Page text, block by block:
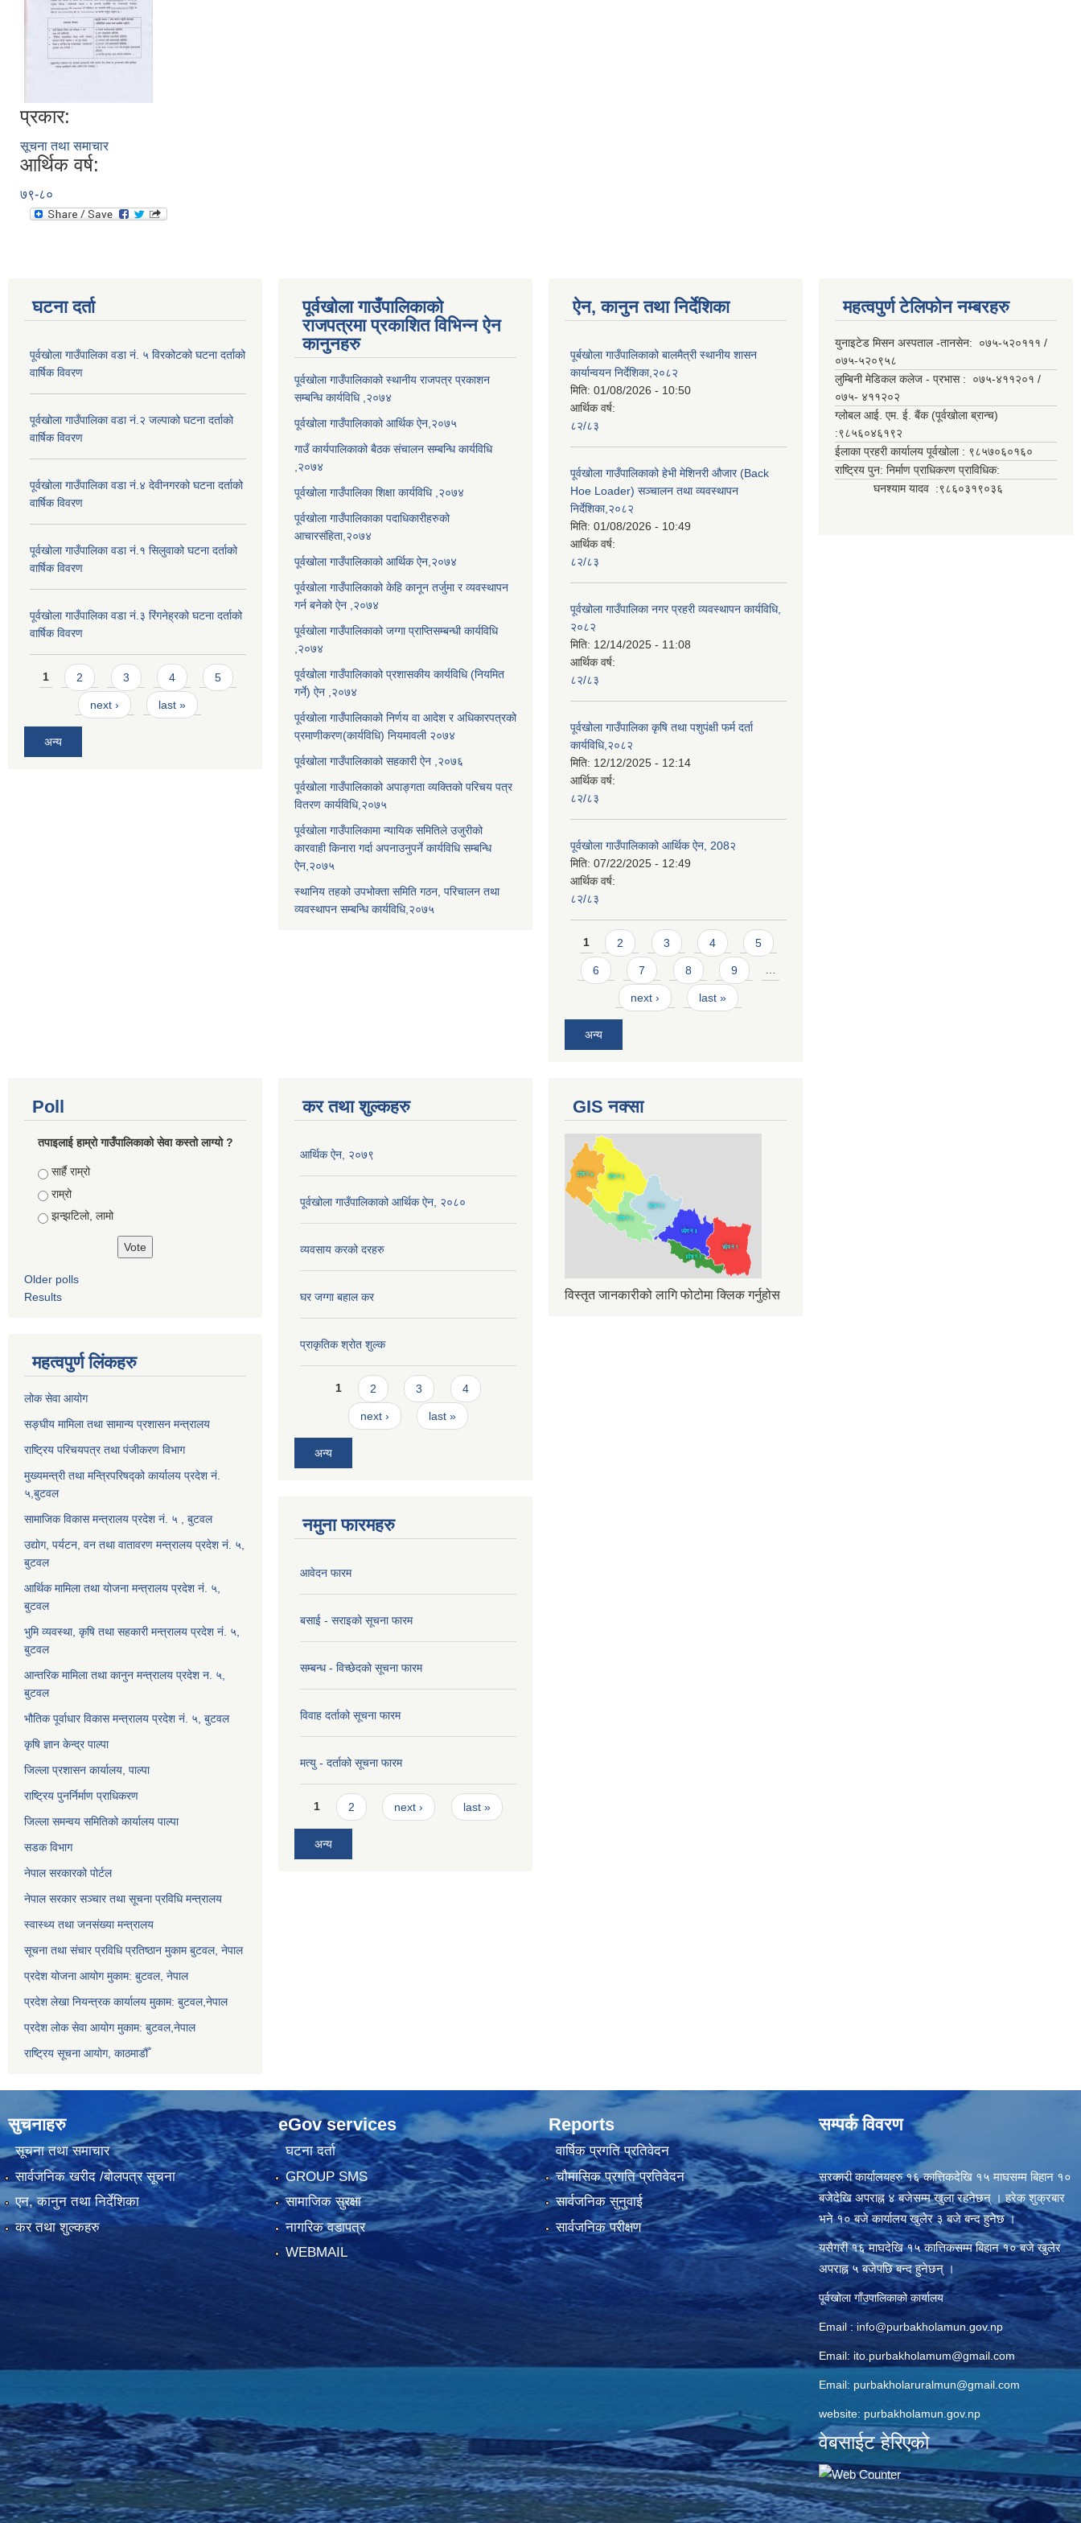
प्रकार:
सूचना तथा समाचार
आर्थिक वर्ष:
७९-८०
घटना दर्ता
पूर्वखोला गाउँपालिका वडा नं. ५ विरकोटको घटना दर्ताको
वार्षिक विवरण
पूर्वखोला गाउँपालिका वडा नं.२ जल्पाको घटना दर्ताको
वार्षिक विवरण
पूर्वखोला गाउँपालिका वडा नं.४ देवीनगरको घटना दर्ताको
वार्षिक विवरण
पूर्वखोला गाउँपालिका वडा नं.१ सिलुवाको घटना दर्ताको
वार्षिक विवरण
पूर्वखोला गाउँपालिका वडा नं.३ रिंगनेह्रको घटना दर्ताको
वार्षिक विवरण
Pages
1 2 3 4 5
next › last »
अन्य
पूर्वखोला गाउँपालिकाको
राजपत्रमा प्रकाशित विभिन्न ऐन
कानुनहरु
पूर्वखोला गाउँपालिकाको स्थानीय राजपत्र प्रकाशन
सम्बन्धि कार्यविधि ,२०७४
पूर्वखोला गाउँपालिकाको आर्थिक ऐन,२०७५
गाउँ कार्यपालिकाको बैठक संचालन सम्बन्धि कार्यविधि
,२०७४
पूर्वखोला गाउँपालिका शिक्षा कार्यविधि ,२०७४
पूर्वखोला गाउँपालिकाका पदाधिकारीहरुको
आचारसंहिता,२०७४
पूर्वखोला गाउँपालिकाको आर्थिक ऐन,२०७४
पूर्वखोला गाउँपालिकाको केहि कानून तर्जुमा र व्यवस्थापन
गर्न बनेको ऐन ,२०७४
पूर्वखोला गाउँपालिकाको जग्गा प्राप्तिसम्बन्धी कार्यविधि
,२०७४
पूर्वखोला गाउँपालिकाको प्रशासकीय कार्यविधि (नियमित
गर्ने) ऐन ,२०७४
पूर्वखोला गाउँपालिकाको निर्णय वा आदेश र अधिकारपत्रको
प्रमाणीकरण(कार्यविधि) नियमावली २०७४
पूर्वखोला गाउँपालिकाको सहकारी ऐन ,२०७६
पूर्वखोला गाउँपालिकाको अपाङ्गता व्यक्तिको परिचय पत्र
वितरण कार्यविधि,२०७५
पूर्वखोला गाउँपालिकामा न्यायिक समितिले उजुरीको
कारवाही किनारा गर्दा अपनाउनुपर्ने कार्यविधि सम्बन्धि
ऐन,२०७५
स्थानिय तहको उपभोक्ता समिति गठन, परिचालन तथा
व्यवस्थापन सम्बन्धि कार्यविधि,२०७५
ऐन, कानुन तथा निर्देशिका
पूर्बखोला गाउँपालिकाको बालमैत्री स्थानीय शासन
कार्यान्वयन निर्देशिका,२०८२
मिति: 01/08/2026 - 10:50
आर्थिक वर्ष:
८२/८३
पूर्वखोला गाउँपालिकाको हेभी मेशिनरी औजार (Back
Hoe Loader) सञ्चालन तथा व्यवस्थापन
निर्देशिका,२०८२
मिति: 01/08/2026 - 10:49
आर्थिक वर्ष:
८२/८३
पूर्वखोला गाउँपालिका नगर प्रहरी व्यवस्थापन कार्यविधि,
२०८२
मिति: 12/14/2025 - 11:08
आर्थिक वर्ष:
८२/८३
पूर्वखोला गाउँपालिका कृषि तथा पशुपंक्षी फर्म दर्ता
कार्यविधि,२०८२
मिति: 12/12/2025 - 12:14
आर्थिक वर्ष:
८२/८३
पूर्वखोला गाउँपालिकाको आर्थिक ऐन, 208२
मिति: 07/22/2025 - 12:49
आर्थिक वर्ष:
८२/८३
Pages
1 2 3 4 5
6 7 8 9 …
next › last »
अन्य
महत्वपुर्ण टेलिफोन नम्बरहरु
युनाइटेड मिसन अस्पताल -तानसेन: ०७५-५२०१११ /
०७५-५२०९५८
लुम्बिनी मेडिकल कलेज - प्रभास : ०७५-४११२०१ /
०७५- ४११२०२
ग्लोबल आई. एम. ई. बैंक (पूर्वखोला ब्रान्च)
:९८५६०४६१९२
ईलाका प्रहरी कार्यालय पूर्वखोला : ९८५७०६०१६०
राष्ट्रिय पुन: निर्माण प्राधिकरण प्राविधिक:
घनश्याम यादव :९८६०३१९०३६
Poll
तपाइलाई हाम्रो गाउँपालिकाको सेवा कस्तो लाग्यो ?
Choices
सार्है राम्रो
राम्रो
झन्झटिलो, लामो
Older polls
Results
महत्वपुर्ण लिंकहरु
लोक सेवा आयोग
सङ्घीय मामिला तथा सामान्य प्रशासन मन्त्रालय
राष्ट्रिय परिचयपत्र तथा पंजीकरण विभाग
मुख्यमन्त्री तथा मन्त्रिपरिषद्को कार्यालय प्रदेश नं.
५,बुटवल
सामाजिक विकास मन्त्रालय प्रदेश नं. ५ , बुटवल
उद्याेग, पर्यटन, वन तथा वातावरण मन्त्रालय प्रदेश नं. ५,
बुटवल
आर्थिक मामिला तथा योजना मन्त्रालय प्रदेश नं. ५,
बुटवल
भुमि व्यवस्था, कृषि तथा सहकारी मन्त्रालय प्रदेश नं. ५,
बुटवल
आन्तरिक मामिला तथा कानुन मन्त्रालय प्रदेश न. ५,
बुटवल
भौतिक पूर्वाधार विकास मन्त्रालय प्रदेश नं. ५, बुटवल
कृषि ज्ञान केन्द्र पाल्पा
जिल्ला प्रशासन कार्यालय, पाल्पा
राष्ट्रिय पुनर्निर्माण प्राधिकरण
जिल्ला समन्वय समितिको कार्यालय पाल्पा
सडक विभाग
नेपाल सरकारको पोर्टल
नेपाल सरकार सञ्‍चार तथा सूचना प्रविधि मन्त्रालय
स्वास्थ्य तथा जनसंख्या मन्त्रालय
सूचना तथा संचार प्रविधि प्रतिष्ठान मुकाम बुटवल, नेपाल
प्रदेश योजना आयोग मुकाम: बुटवल, नेपाल
प्रदेश लेखा नियन्त्रक कार्यालय मुकाम: बुटवल,नेपाल
प्रदेश लोक सेवा आयोग मुकाम: बुटवल,नेपाल
राष्ट्रिय सूचना आयोग, काठमाडौँ
कर तथा शुल्कहरु
आर्थिक ऐन, २०७९
पूर्वखोला गाउँपालिकाको आर्थिक ऐन, २०८०
व्यवसाय करको दरहरु
घर जग्गा बहाल कर
प्राकृतिक श्रोत शुल्क
Pages
1 2 3 4
next › last »
अन्य
नमुना फारमहरु
आवेदन फारम
बसाई - सराइको सूचना फारम
सम्बन्ध - विच्छेदको सूचना फारम
विवाह दर्ताको सूचना फारम
मत्यु - दर्ताको सूचना फारम
Pages
1 2 next › last »
अन्य
GIS नक्सा
विस्तृत जानकारीको लागि फोटोमा क्लिक गर्नुहोस
सुचनाहरु
सूचना तथा समाचार
सार्वजनिक खरीद /बोलपत्र सूचना
एन, कानुन तथा निर्देशिका
कर तथा शुल्कहरु
eGov services
घटना दर्ता
GROUP SMS
सामाजिक सुरक्षा
नागरिक वडापत्र
WEBMAIL
Reports
वार्षिक प्रगति प्रतिवेदन
चौमासिक प्रगति प्रतिवेदन
सार्वजनिक सुनुवाई
सार्वजनिक परीक्षण
सम्पर्क विवरण
सरकारी कार्यालयहरु १६ कात्तिकदेखि १५ माघसम्म बिहान १०
बजेदेखि अपराह्न ४ बजेसम्म खुला रहनेछन् । हरेक शुक्रबार
भने १० बजे कार्यालय खुलेर ३ बजे बन्द हुनेछ ।
यसैगरी १६ माघदेखि १५ कात्तिकसम्म बिहान १० बजे खुलेर
अपराह्न ५ बजेपछि बन्द हुनेछन् ।
पूर्वखोला गाँउपालिकाको कार्यालय
Email :info@purbakholamun.gov.np
Email: ito.purbakholamum@gmail.com
Email: purbakholaruralmun@gmail.com
website: purbakholamun.gov.np
वेबसाईट हेरिएको